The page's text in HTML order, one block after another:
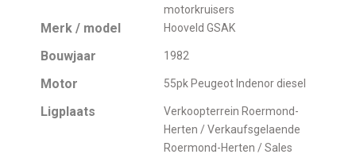
motorkruisers
Merk / model Hooveld GSAK
Bouwjaar 1982
Motor 55pk Peugeot Indenor diesel
Ligplaats
Verkoopterrein Roermond-
Herten / Verkaufsgelaende
Roermond-Herten / Sales